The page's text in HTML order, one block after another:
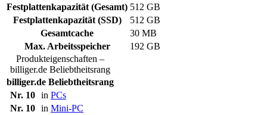
Festplattenkapazität (Gesamt) 512 GB
Festplattenkapazität (SSD)
512 GB
Gesamtcache
30 MB
Max. Arbeitsspeicher
192 GB
Produkteigenschaften –
billiger.de Beliebtheitsrang
billiger.de Beliebtheitsrang
Nr. 10 in PCs
Nr. 10 in Mini-PC